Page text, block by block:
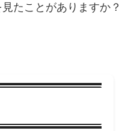
たことがありますか？